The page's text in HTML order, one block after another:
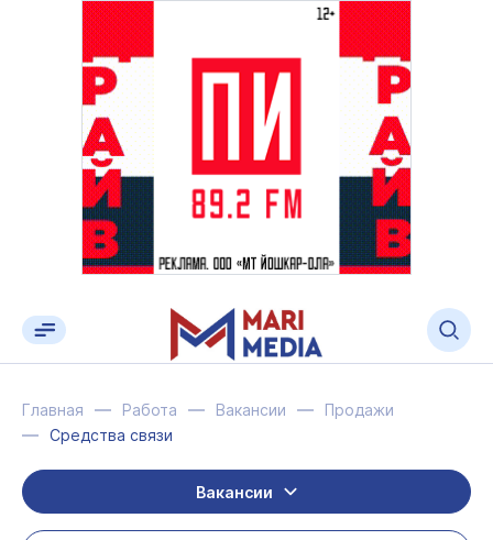
Главная Работа Вакансии
Продажи
Средства связи
Вакансии